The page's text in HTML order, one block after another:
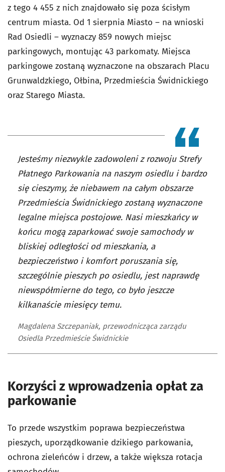
z tego 4 455 z nich znajdowało się poza ścisłym
centrum miasta. Od 1 sierpnia Miasto – na wnioski
Rad Osiedli – wyznaczy 859 nowych miejsc
parkingowych, montując 43 parkomaty. Miejsca
parkingowe zostaną wyznaczone na obszarach Placu
Grunwaldzkiego, Ołbina, Przedmieścia Świdnickiego
oraz Starego Miasta.
Jesteśmy niezwykle zadowoleni z rozwoju Strefy
Płatnego Parkowania na naszym osiedlu i bardzo
się cieszymy, że niebawem na całym obszarze
Przedmieścia Świdnickiego zostaną wyznaczone
legalne miejsca postojowe. Nasi mieszkańcy w
końcu mogą zaparkować swoje samochody w
bliskiej odległości od mieszkania, a
bezpieczeństwo i komfort poruszania się,
szczególnie pieszych po osiedlu, jest naprawdę
niewspółmierne do tego, co było jeszcze
kilkanaście miesięcy temu.
Magdalena Szczepaniak, przewodnicząca zarządu
Osiedla Przedmieście Świdnickie
Korzyści z wprowadzenia opłat za
parkowanie
To przede wszystkim poprawa bezpieczeństwa
pieszych, uporządkowanie dzikiego parkowania,
ochrona zieleńców i drzew, a także większa rotacja